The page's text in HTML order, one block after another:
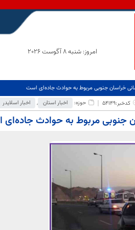
امروز: شنبه 8 آگوست 2026
کدخبر:54149 حوزه: اخبار استان , اخبار اسلایدر